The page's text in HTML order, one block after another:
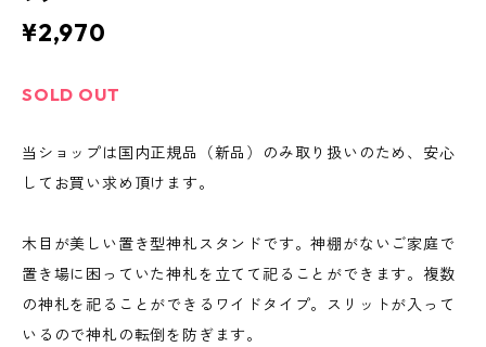
¥2,970
SOLD OUT
当ショップは国内正規品（新品）のみ取り扱いのため、安心
してお買い求め頂けます。
木目が美しい置き型神札スタンドです。神棚がないご家庭で
置き場に困っていた神札を立てて祀ることができます。複数
の神札を祀ることができるワイドタイプ。スリットが入って
いるので神札の転倒を防ぎます。